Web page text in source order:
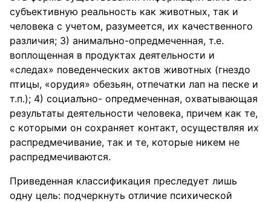
субъективную реальность как животных, так и
человека с учетом, разумеется, их качественного
различия; 3) анималъно-опредмеченная, т.е.
воплощенная в продуктах деятельности и
«следах» поведенческих актов животных (гнездо
птицы, «орудия» обезьян, отпечатки лап на песке и
т.п.); 4) социалъно- опредмеченная, охватывающая
результаты деятельности человека, причем как те,
с которыми он сохраняет контакт, осуществляя их
распредмечивание, так и те, которые никем не
распредмечиваются.
Приведенная классификация преследует лишь
одну цель: подчеркнуть отличие психической